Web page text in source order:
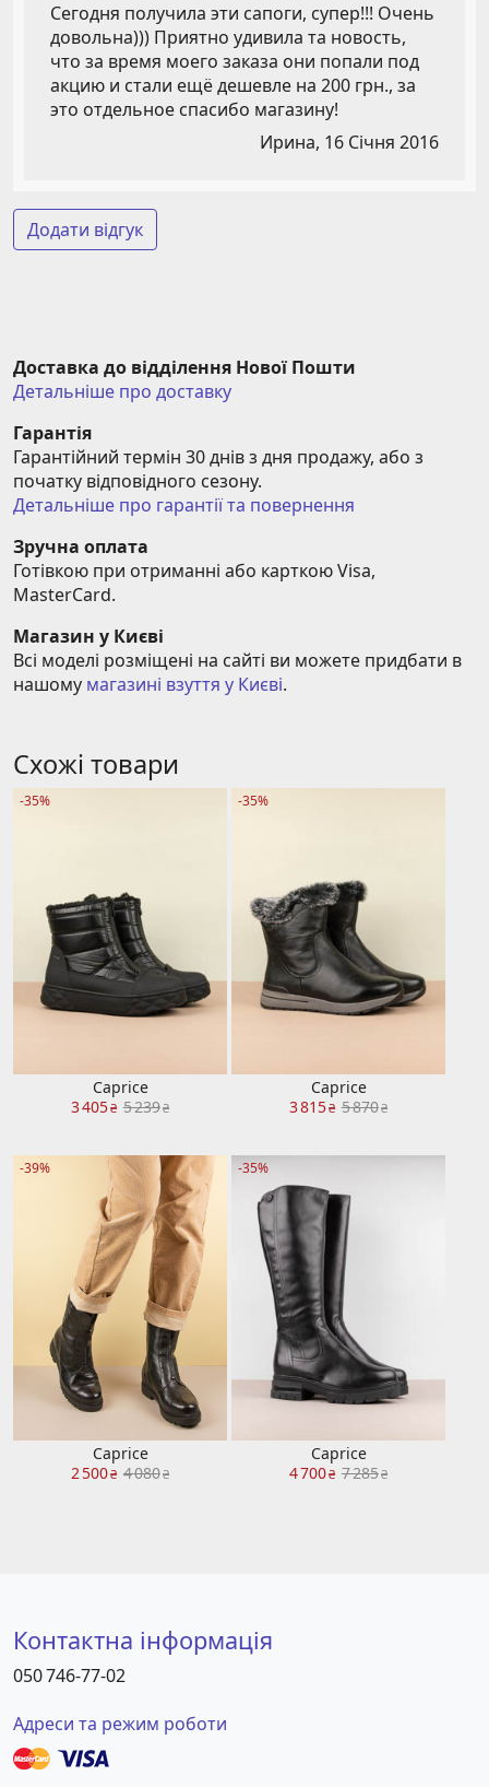
Сегодня получила эти сапоги, супер!!! Очень
довольна))) Приятно удивила та новость,
что за время моего заказа они попали под
акцию и стали ещё дешевле на 200 грн., за
это отдельное спасибо магазину!
Ирина, 16 Січня 2016
Додати відгук
Доставка до відділення Нової Пошти
Детальніше про доставку
Гарантія
Гарантійний термін 30 днів з дня продажу, або з
початку відповідного сезону.
Детальніше про гарантії та повернення
Зручна оплата
Готівкою при отриманні або карткою Visa,
MasterCard.
Магазин у Києві
Всі моделі розміщені на сайті ви можете придбати в
нашому магазині взуття у Києві.
Схожі товари
-35%
Caprice
3 405₴ 5 239₴
-35%
Caprice
3 815₴ 5 870₴
-39%
Caprice
2 500₴ 4 080₴
-35%
Caprice
4 700₴ 7 285₴
Контактна інформація
050 746-77-02
Адреси та режим роботи